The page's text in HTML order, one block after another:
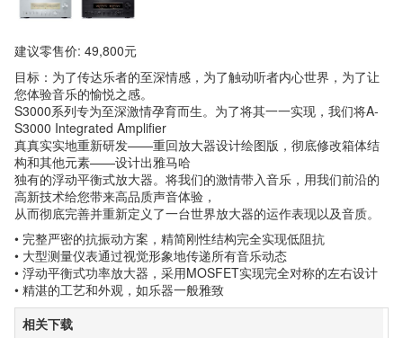
建议零售价: 49,800元
目标：为了传达乐者的至深情感，为了触动听者内心世界，为了让
您体验音乐的愉悦之感。
S3000系列专为至深激情孕育而生。为了将其一一实现，我们将A-
S3000 Integrated Amplifier
真真实实地重新研发——重回放大器设计绘图版，彻底修改箱体结
构和其他元素——设计出雅马哈
独有的浮动平衡式放大器。将我们的激情带入音乐，用我们前沿的
高新技术给您带来高品质声音体验，
从而彻底完善并重新定义了一台世界放大器的运作表现以及音质。
• 完整严密的抗振动方案，精简刚性结构完全实现低阻抗
• 大型测量仪表通过视觉形象地传递所有音乐动态
• 浮动平衡式功率放大器，采用MOSFET实现完全对称的左右设计
• 精湛的工艺和外观，如乐器一般雅致
相关下载